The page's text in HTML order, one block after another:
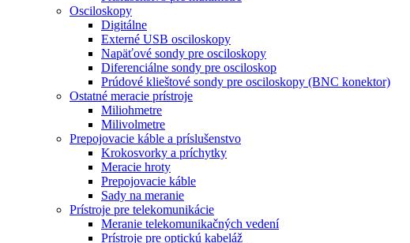
Osciloskopy
Digitálne
Externé USB osciloskopy
Napäťové sondy pre osciloskopy
Diferenciálne sondy pre osciloskop
Prúdové klieštové sondy pre osciloskopy (BNC konektor)
Ostatné meracie prístroje
Miliohmetre
Milivolmetre
Prepojovacie káble a príslušenstvo
Krokosvorky a príchytky
Meracie hroty
Prepojovacie káble
Sady na meranie
Prístroje pre telekomunikácie
Meranie telekomunikačných vedení
Prístroje pre optickú kabeláž